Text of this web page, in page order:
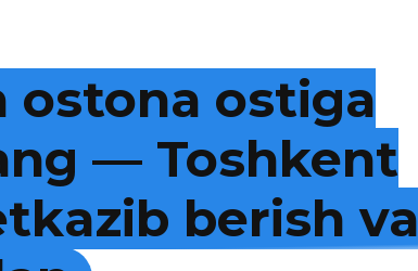
ostona ostiga
— Toshkent
berish va